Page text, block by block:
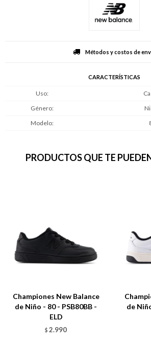
Métodos y costos de
CARACTERÍSTICAS
Uso
Género
Modelo
PRODUCTOS QUE TE
Championes New Balance
de Niño - 80 - PSB80BB -
ELD
$ 2.990
de